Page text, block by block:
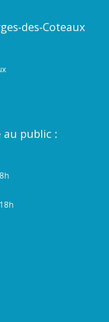
des-Coteaux
au public :